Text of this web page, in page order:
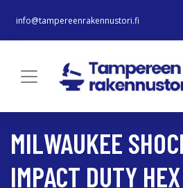
info@tampereenrakennustori.fi
MILWAUKEE
IMPACT DUTY HEX